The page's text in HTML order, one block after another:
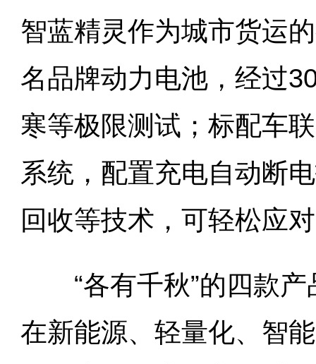
智蓝精灵作为城市货运
名品牌动力电池，经过
寒等极限测试；标配车
系统，配置充电自动断
回收等技术，可轻松应
“各有千秋”的四款产
在新能源、轻量化、智